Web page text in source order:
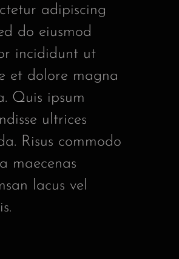
adipiscing
do eiusmod
incididunt ut
et dolore magna
Quis ipsum
ultrices
Risus commodo
maecenas
lacus vel